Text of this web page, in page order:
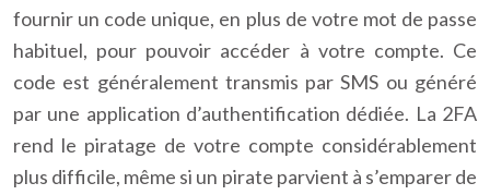
fournir un code unique, en plus de votre mot de passe
habituel, pour pouvoir accéder à votre compte. Ce
code est généralement transmis par SMS ou généré
par une application d’authentification dédiée. La 2FA
rend le piratage de votre compte considérablement
plus difficile, même si un pirate parvient à s’emparer de